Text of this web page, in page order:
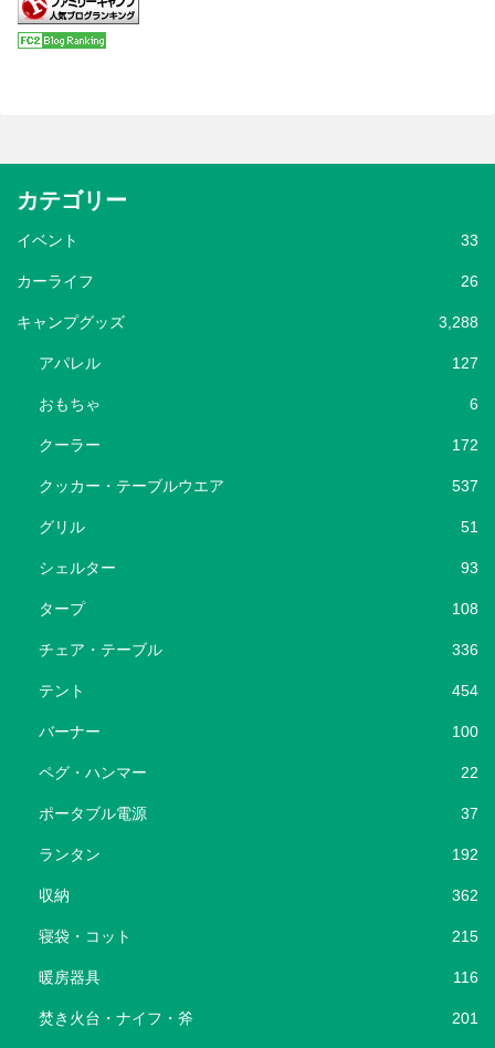
カテゴリー
イベント 33
カーライフ 26
キャンプグッズ 3,288
アパレル 127
おもちゃ 6
クーラー 172
クッカー・テーブルウエア 537
グリル 51
シェルター 93
タープ 108
チェア・テーブル 336
テント 454
バーナー 100
ペグ・ハンマー 22
ポータブル電源 37
ランタン 192
収納 362
寝袋・コット 215
暖房器具 116
焚き火台・ナイフ・斧 201